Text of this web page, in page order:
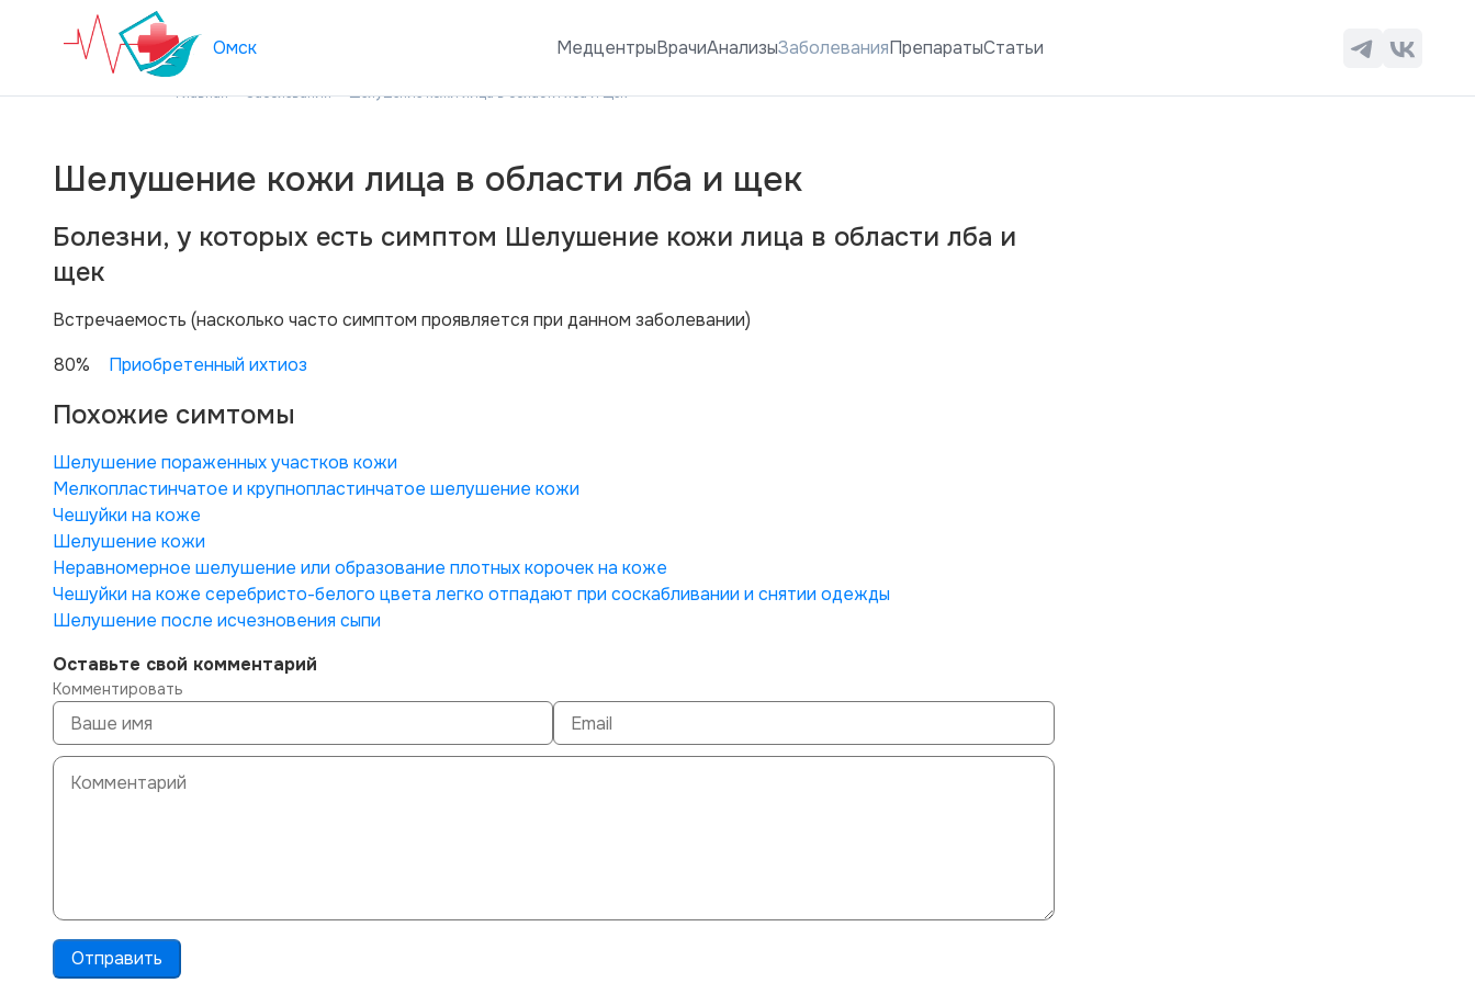
Омск МедцентрыВрачиАнализыЗаболеванияПрепаратыСтатьи
Главная Заболевания Шелушение кожи лица в области лба и щек
Шелушение кожи лица в области лба и щек
Болезни, у которых есть симптом Шелушение кожи лица в области лба и
щек
Вcтречаемость (насколько часто симптом проявляется при данном заболевании)
80%
Приобретенный ихтиоз
Похожие симтомы
Шелушение пораженных участков кожи
Мелкопластинчатое и крупнопластинчатое шелушение кожи
Чешуйки на коже
Шелушение кожи
Неравномерное шелушение или образование плотных корочек на коже
Чешуйки на коже серебристо-белого цвета легко отпадают при соскабливании и снятии одежды
Шелушение после исчезновения сыпи
Оставьте свой комментарий
Комментировать
Отправить